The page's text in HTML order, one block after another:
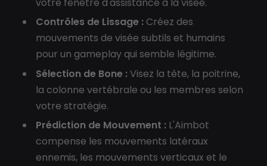
Contrôles de Lissage : Créez des
mouvements de visée subtils et humains
pour un gameplay qui semble légitime.
Sélection de Bone : Visez la tête, la poitrine,
la colonne vertébrale ou les membres selon
votre stratégie.
Prédiction de Mouvement : L'Aimbot
compense les mouvements latéraux
ennemis, les mouvements verticaux et le